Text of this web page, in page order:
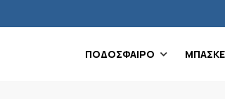
ΠΟΔΟΣΦΑΙΡΟ